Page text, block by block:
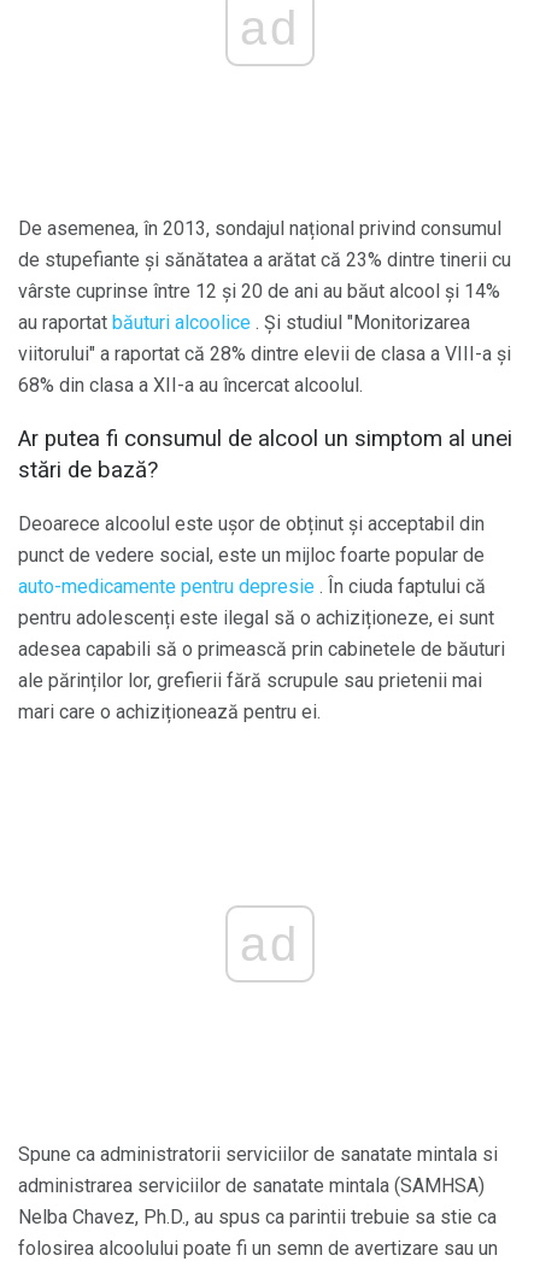
ad
De asemenea, în 2013, sondajul național privind consumul
de stupefiante și sănătatea a arătat că 23% dintre tinerii cu
vârste cuprinse între 12 și 20 de ani au băut alcool și 14%
au raportat băuturi alcoolice . Și studiul "Monitorizarea
viitorului" a raportat că 28% dintre elevii de clasa a VIII-a și
68% din clasa a XII-a au încercat alcoolul.
Ar putea fi consumul de alcool un simptom al unei
stări de bază?
Deoarece alcoolul este ușor de obținut și acceptabil din
punct de vedere social, este un mijloc foarte popular de
auto-medicamente pentru depresie . În ciuda faptului că
pentru adolescenți este ilegal să o achiziționeze, ei sunt
adesea capabili să o primească prin cabinetele de băuturi
ale părinților lor, grefierii fără scrupule sau prietenii mai
mari care o achiziționează pentru ei.
ad
Spune ca administratorii serviciilor de sanatate mintala si
administrarea serviciilor de sanatate mintala (SAMHSA)
Nelba Chavez, Ph.D., au spus ca parintii trebuie sa stie ca
folosirea alcoolului poate fi un semn de avertizare sau un